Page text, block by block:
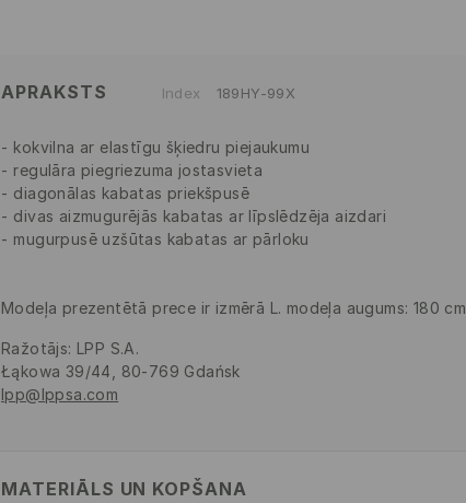
APRAKSTS Index 189HY-99X
kokvilna ar elastīgu šķiedru piejaukumu
regulāra piegriezuma jostasvieta
diagonālas kabatas priekšpusē
divas aizmugurējās kabatas ar līpslēdzēja aizdari
mugurpusē uzšūtas kabatas ar pārloku
Modeļa prezentētā prece ir izmērā L. modeļa augums: 180 cm
Ražotājs: LPP S.A.
Łąkowa 39/44, 80-769 Gdańsk
lpp@lppsa.com
MATERIĀLS UN KOPŠANA